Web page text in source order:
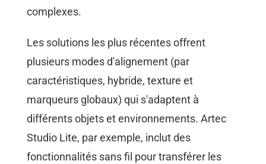
complexes.
Les solutions les plus récentes offrent
plusieurs modes d'alignement (par
caractéristiques, hybride, texture et
marqueurs globaux) qui s'adaptent à
différents objets et environnements. Artec
Studio Lite, par exemple, inclut des
fonctionnalités sans fil pour transférer les